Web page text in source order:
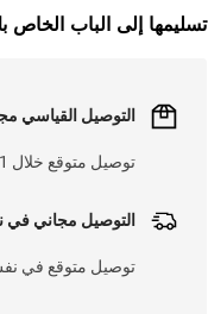
تسليمها إلى الباب الخاص
التوصيل القياسي
توصيل متوقع خلال 1 - 3 أيام عم على 25 د.ك
التوصيل مجاني في
توصيل متوقع في نفس